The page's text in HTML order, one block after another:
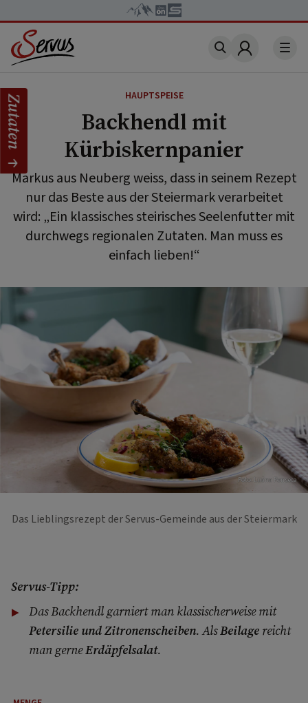
Account
HAUPTSPEISE
Backhendl mit
Kürbiskernpanier
Markus aus Neuberg weiss, dass in seinem Rezept
nur das Beste aus der Steiermark verarbeitet
wird: „Ein klassisches steirisches Seelenfutter mit
durchwegs regionalen Zutaten. Man muss es
einfach lieben!“
Foto: Luana Fonseca
Das Lieblingsrezept der Servus-Gemeinde aus der Steiermark
Servus-Tipp:
Das Backhendl garniert man klassischerweise mit
Petersilie und Zitronenscheiben. AlsBeilagereicht
man gerneErdäpfelsalat.
Zutaten